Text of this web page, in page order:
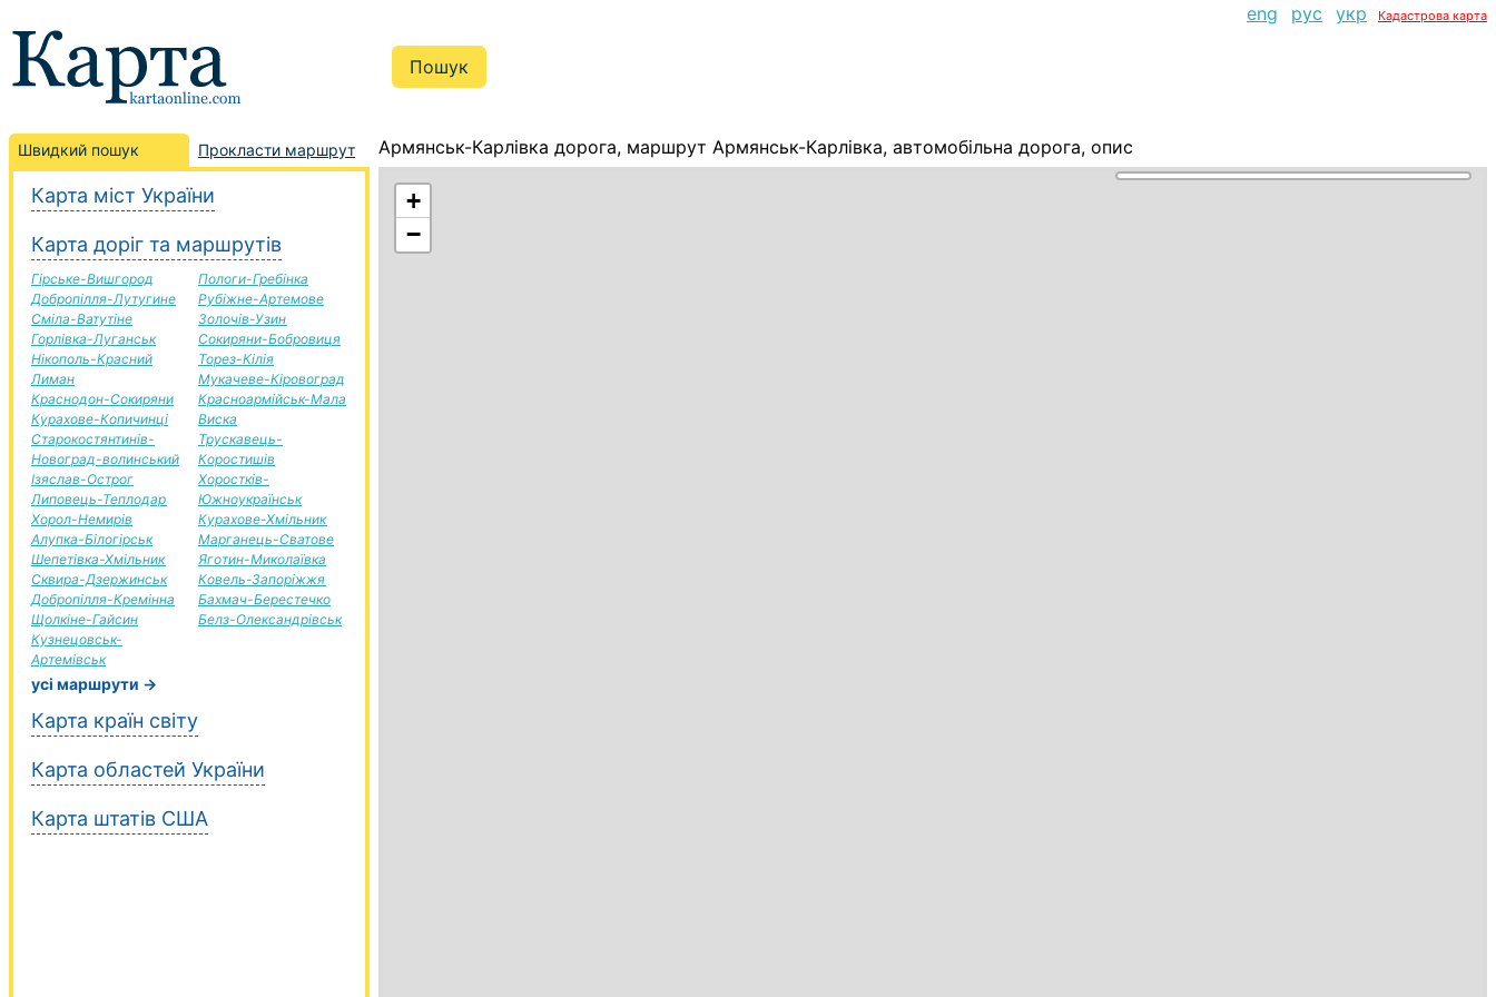
eng рус укр Кадастрова карта
Швидкий пошук Прокласти маршрут
Карта міст України
Карта доріг та маршрутів
Гірське-Вишгород
Добропілля-Лутугине
Сміла-Ватутіне
Горлівка-Луганськ
Нікополь-Красний
Лиман
Краснодон-Сокиряни
Курахове-Копичинці
Старокостянтинів-
Новоград-волинський
Ізяслав-Острог
Липовець-Теплодар
Хорол-Немирів
Алупка-Білогірськ
Шепетівка-Хмільник
Сквира-Дзержинськ
Добропілля-Кремінна
Щолкіне-Гайсин
Кузнецовськ-
Артемівськ
Пологи-Гребінка
Рубіжне-Артемове
Золочів-Узин
Сокиряни-Бобровиця
Торез-Кілія
Мукачеве-Кіровоград
Красноармійськ-Мала
Виска
Трускавець-
Коростишів
Хоростків-
Южноукраїнськ
Курахове-Хмільник
Марганець-Сватове
Яготин-Миколаївка
Ковель-Запоріжжя
Бахмач-Берестечко
Белз-Олександрівськ
усі маршрути →
Карта країн світу
Карта областей України
Карта штатів США
Армянськ-Карлівка дорога, маршрут Армянськ-Карлівка, автомобільна дорога, опис
+
−